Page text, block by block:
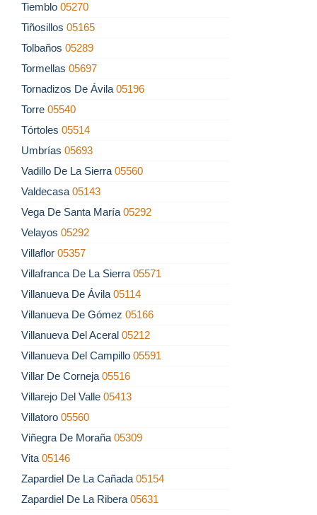
Tiemblo 05270
Tiñosillos 05165
Tolbaños 05289
Tormellas 05697
Tornadizos De Ávila 05196
Torre 05540
Tórtoles 05514
Umbrías 05693
Vadillo De La Sierra 05560
Valdecasa 05143
Vega De Santa María 05292
Velayos 05292
Villaflor 05357
Villafranca De La Sierra 05571
Villanueva De Ávila 05114
Villanueva De Gómez 05166
Villanueva Del Aceral 05212
Villanueva Del Campillo 05591
Villar De Corneja 05516
Villarejo Del Valle 05413
Villatoro 05560
Viñegra De Moraña 05309
Vita 05146
Zapardiel De La Cañada 05154
Zapardiel De La Ribera 05631